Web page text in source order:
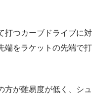
打つカーブドライブに対
端をラケットの先端で打
方が難易度が低く、シュ